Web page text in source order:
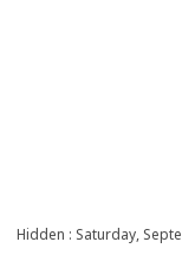
Hidden : Saturday,